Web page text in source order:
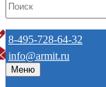
8-495-728-64-32
info@armit.ru
Меню